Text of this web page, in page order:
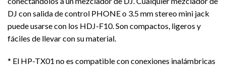
DJ con salida de control PHONE o 3.5 mm stereo mini jack
puede usarse con los HDJ-F10. Son compactos, ligeros y
fáciles de llevar con su material.
* El HP-TX01 no es compatible con conexiones inalámbricas